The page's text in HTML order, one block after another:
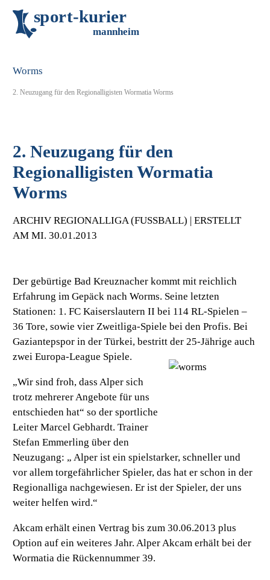
sport-kurier
mannheim
2. Neuzugang für den Regionalligisten Wormatia Worms
2. Neuzugang für den
Regionalligisten Wormatia
Worms
ARCHIV REGIONALLIGA (FUSSBALL) | ERSTELLT A
M MI. 30.01.2013
Der gebürtige Bad Kreuznacher kommt mit reichlich
Erfahrung im Gepäck nach Worms. Seine letzten
Stationen: 1. FC Kaiserslautern II bei 114 RL-Spielen –
36 Tore, sowie vier Zweitliga-Spiele bei den Profis. Bei
Gaziantepspor in der Türkei, bestritt der 25-Jährige auch
zwei Europa-League Spiele.
„Wir sind froh, dass Alper sich
trotz mehrerer Angebote für uns
entschieden hat“ so der sportliche
Leiter Marcel Gebhardt. Trainer
Stefan Emmerling über den
Neuzugang: „ Alper ist ein spielstarker, schneller und
vor allem torgefährlicher Spieler, das hat er schon in der
Regionalliga nachgewiesen. Er ist der Spieler, der uns
weiter helfen wird.“
Akcam erhält einen Vertrag bis zum 30.06.2013 plus
Option auf ein weiteres Jahr. Alper Akcam erhält bei der
Wormatia die Rückennummer 39.